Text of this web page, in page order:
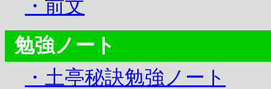
・前文
勉強ノート
・土亭秘訣勉強ノート